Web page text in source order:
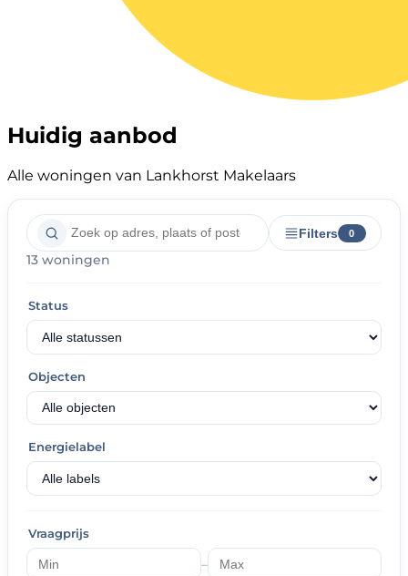
Huidig aanbod
Alle woningen van Lankhorst Makelaars
Filters 0
13 woningen
Status
Objecten
Energielabel
Vraagprijs
–